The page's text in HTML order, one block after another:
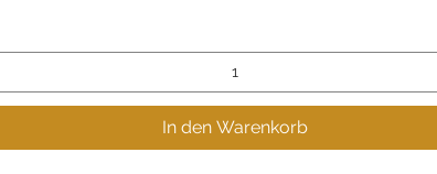
In den Warenkorb